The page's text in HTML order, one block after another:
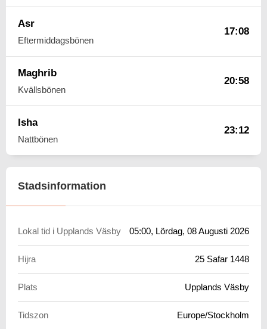
Asr
Eftermiddagsbönen
17:08
Maghrib
Kvällsbönen
20:58
Isha
Nattbönen
23:12
Stadsinformation
Lokal tid i Upplands Väsby 05:00, Lördag, 08 Augusti 2026
Hijra 25 Safar 1448
Plats Upplands Väsby
Tidszon Europe/Stockholm